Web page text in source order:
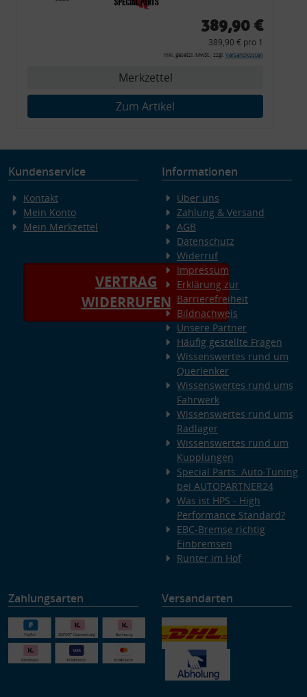
Zierleiste, 2x Kappe,
Montagewerkzeug)
389,90 €
389,90 € pro 1
inkl. gesetzl. MwSt., zzgl. Versandkosten
Merkzettel
Zum Artikel
Kundenservice
Kontakt
Mein Konto
Mein Merkzettel
VERTRAG
WIDERRUFEN
Informationen
Über uns
Zahlung & Versand
AGB
Datenschutz
Widerruf
Impressum
Erklärung zur
Barrierefreiheit
Bildnachweis
Unsere Partner
Häufig gestellte Fragen
Wissenswertes rund um
Querlenker
Wissenswertes rund ums
Fahrwerk
Wissenswertes rund ums
Radlager
Wissenswertes rund um
Kupplungen
Special Parts: Auto-Tuning
bei AUTOPARTNER24
Was ist HPS - High
Performance Standard?
EBC-Bremse richtig
Einbremsen
Runter im Hof
Zahlungsarten Versandarten